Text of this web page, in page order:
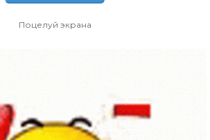
Поцелуй экрана